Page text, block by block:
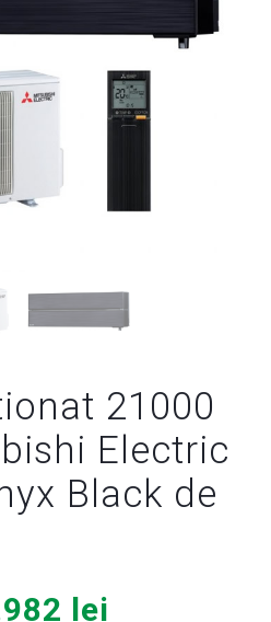
21000
Electric
Black de
lei